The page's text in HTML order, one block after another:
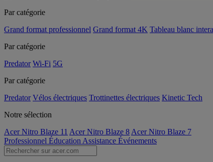
Par catégorie
Grand format professionnel Grand format 4K Tableau blanc
Par catégorie
Predator Wi-Fi 5G
Par catégorie
Predator Vélos électriques Trottinettes électriques Kinetic Tech
Notre sélection
Acer Nitro Blaze 11 Acer Nitro Blaze 8 Acer Nitro Blaze 7
Professionnel Éducation Assistance Événements